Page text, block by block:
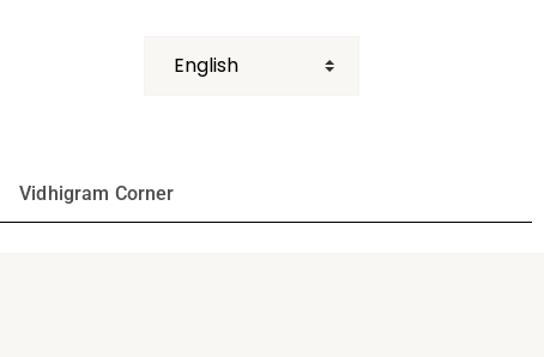
Vidhigram Corner